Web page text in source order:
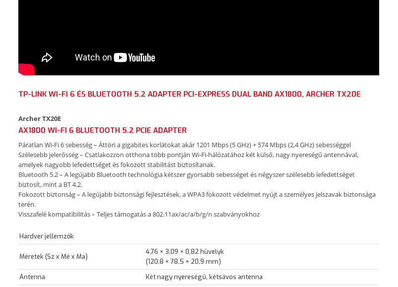
TP-LINK WI-FI 6 ÉS BLUETOOTH 5.2 ADAPTER PCI-EXPRESS DUAL BAND AX1800, ARCHER TX20E
Archer TX20E
AX1800 WI-FI 6 BLUETOOTH 5.2 PCIE ADAPTER
Páratlan Wi-Fi 6 sebesség – Áttöri a gigabites korlátokat akár 1201 Mbps (5 GHz) + 574 Mbps (2,4 GHz) sebességgel
Szélesebb jelerősség – Csatlakozzon otthona több pontján Wi-Fi-hálózatához két külső, nagy nyereségű antennával,
amelyek nagyobb lefedettséget és fokozott stabilitást biztosítanak.
Bluetooth 5.2 – A legújabb Bluetooth technológia kétszer gyorsabb sebességet és négyszer szélesebb lefedettséget
biztosít, mint a BT 4.2.
Fokozott biztonság – A legújabb biztonsági fejlesztések, a WPA3 fokozott védelmet nyújt a személyes jelszavak biztonsága
terén.
Visszafelé kompatibilitás – Teljes támogatás a 802.11ax/ac/a/b/g/n szabványokhoz
Hardver jellemzők
Méretek (Sz x Mé x Ma)
4,76 × 3,09 × 0,82 hüvelyk
(120,8 × 78,5 × 20,9 mm)
Antenna
Két nagy nyereségű, kétsávos antenna